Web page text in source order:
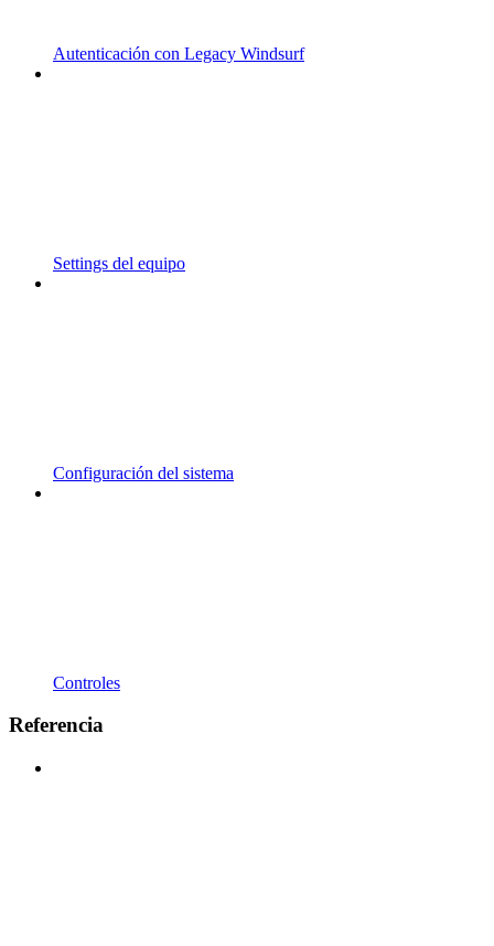
Autenticación con Legacy Windsurf
Settings del equipo
Configuración del sistema
Controles
Referencia